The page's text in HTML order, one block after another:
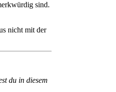
sind.
nicht mit der
du in diesem